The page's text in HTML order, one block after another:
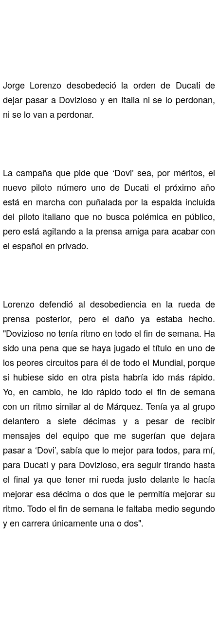
Jorge Lorenzo desobedeció la orden de Ducati de
dejar pasar a Dovizioso y en Italia ni se lo perdonan,
ni se lo van a perdonar.
La campaña que pide que ‘Dovi’ sea, por méritos, el
nuevo piloto número uno de Ducati el próximo año
está en marcha con puñalada por la espalda incluida
del piloto italiano que no busca polémica en público,
pero está agitando a la prensa amiga para acabar con
el español en privado.
Lorenzo defendió al desobediencia en la rueda de
prensa posterior, pero el daño ya estaba hecho.
"Dovizioso no tenía ritmo en todo el fin de semana. Ha
sido una pena que se haya jugado el título en uno de
los peores circuitos para él de todo el Mundial, porque
si hubiese sido en otra pista habría ido más rápido.
Yo, en cambio, he ido rápido todo el fin de semana
con un ritmo similar al de Márquez. Tenía ya al grupo
delantero a siete décimas y a pesar de recibir
mensajes del equipo que me sugerían que dejara
pasar a ‘Dovi’, sabía que lo mejor para todos, para mí,
para Ducati y para Dovizioso, era seguir tirando hasta
el final ya que tener mi rueda justo delante le hacía
mejorar esa décima o dos que le permitía mejorar su
ritmo. Todo el fin de semana le faltaba medio segundo
y en carrera únicamente una o dos".